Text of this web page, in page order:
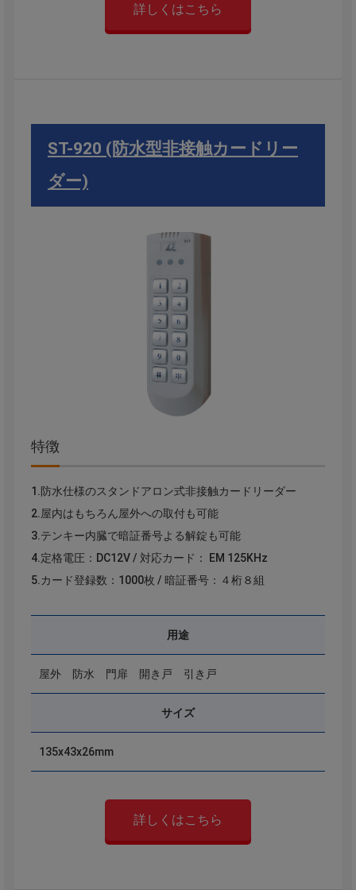
詳しくはこちら
ST-920 (防水型非接触カードリー
ダー)
特徴
1.防水仕様のスタンドアロン式非接触カードリーダー
2.屋内はもちろん屋外への取付も可能
3.テンキー内臓で暗証番号よる解錠も可能
4.定格電圧：DC12V / 対応カード： EM 125KHz
5.カード登録数：1000枚 / 暗証番号：４桁８組
用途
屋外 防水 門扉 開き戸 引き戸
サイズ
135x43x26mm
詳しくはこちら